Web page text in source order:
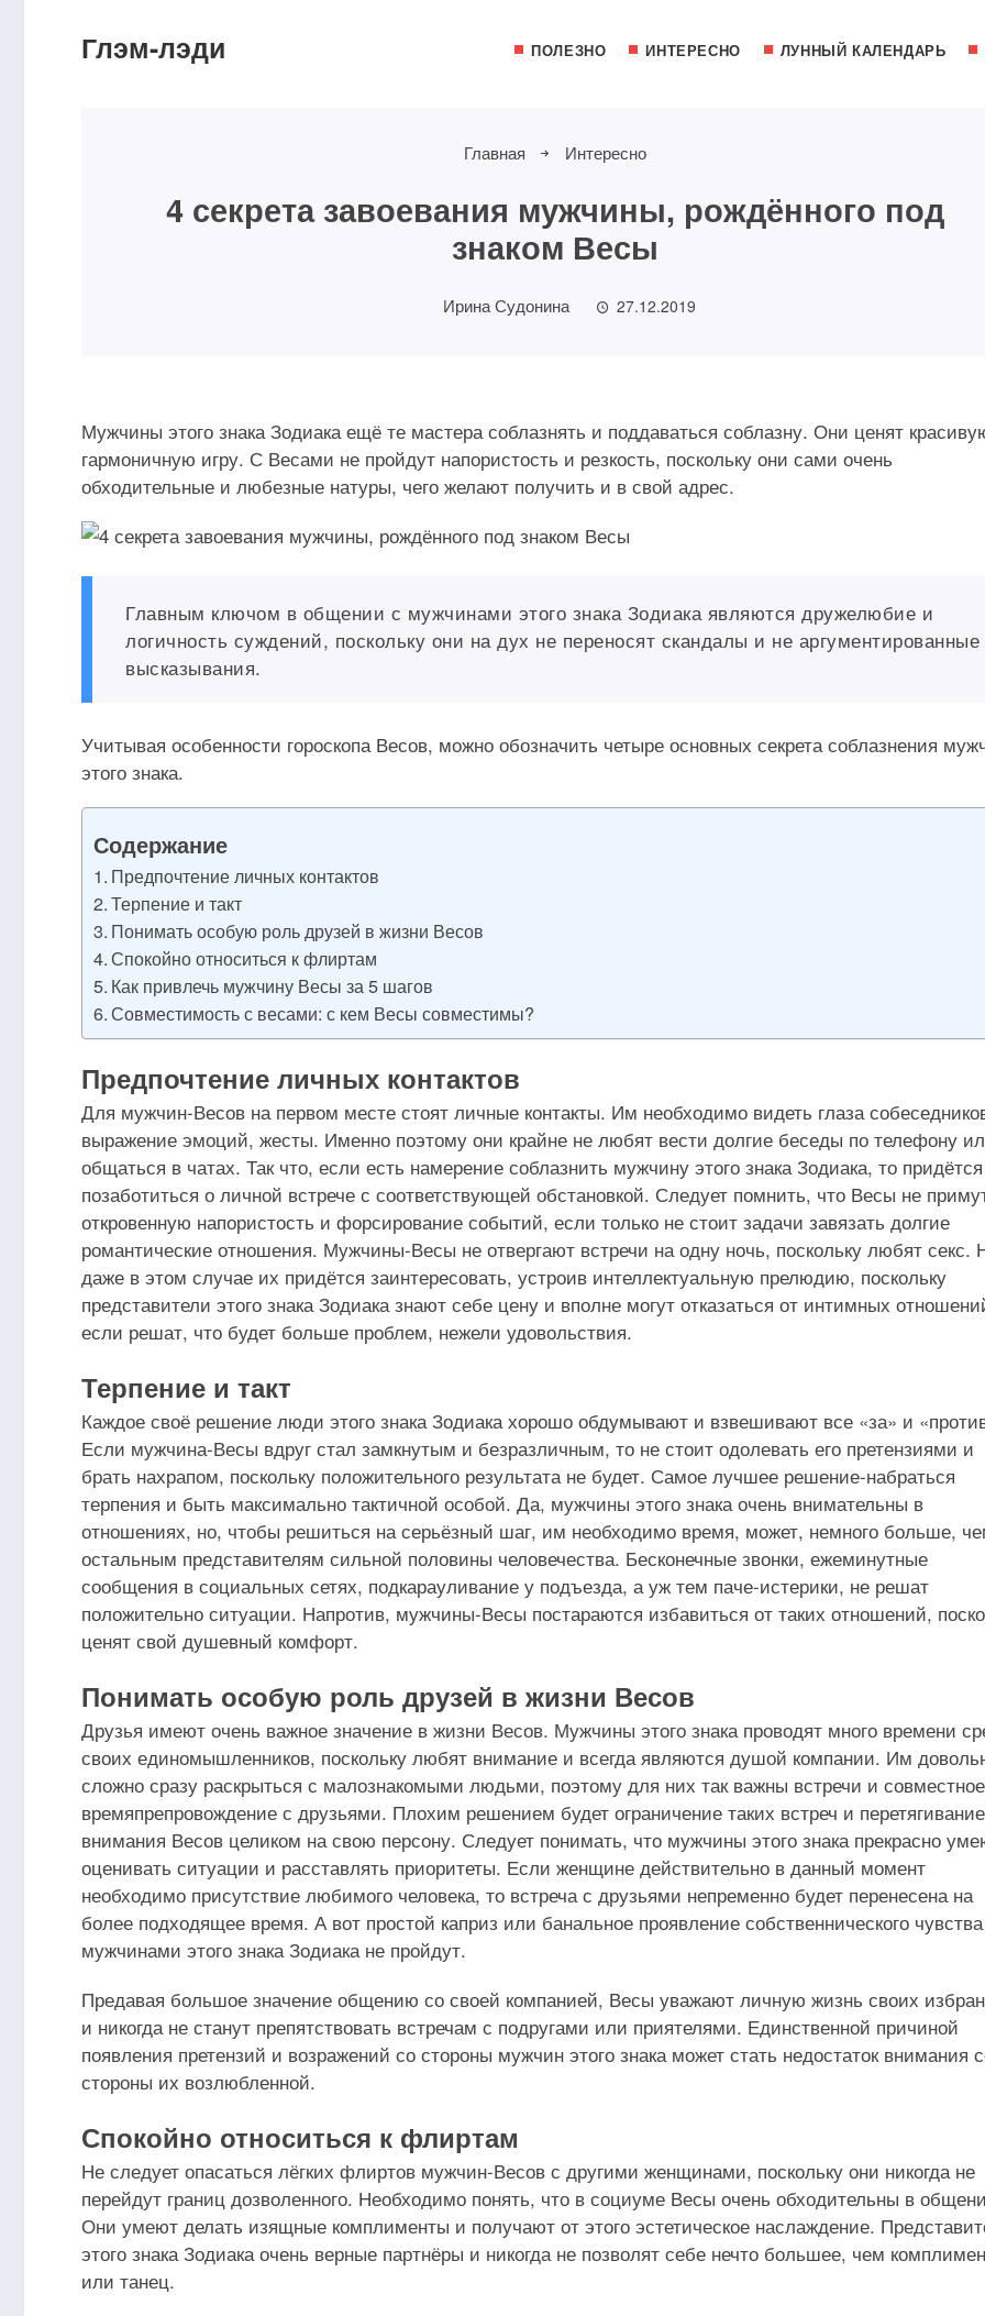
Глэм-лэди ПОЛЕЗНО ИНТЕРЕСНО ЛУННЫЙ КАЛЕНДАРЬ
Главная Интересно
4 секрета завоевания мужчины, рождённого под
знаком Весы
Ирина Судонина 27.12.2019
Мужчины этого знака Зодиака ещё те мастера соблазнять и поддаваться соблазну. Они ценят
гармоничную игру. С Весами не пройдут напористость и резкость, поскольку они сами очень
обходительные и любезные натуры, чего желают получить и в свой адрес.
Главным ключом в общении с мужчинами этого знака Зодиака являются дружелюбие и
логичность суждений, поскольку они на дух не переносят скандалы и не аргументированные
высказывания.
Учитывая особенности гороскопа Весов, можно обозначить четыре основных секрета соблазнения
этого знака.
Содержание
Предпочтение личных контактов
Терпение и такт
Понимать особую роль друзей в жизни Весов
Спокойно относиться к флиртам
Как привлечь мужчину Весы за 5 шагов
Совместимость с весами: с кем Весы совместимы?
Предпочтение личных контактов
Для мужчин-Весов на первом месте стоят личные контакты. Им необходимо видеть глаза
выражение эмоций, жесты. Именно поэтому они крайне не любят вести долгие беседы по телефону
общаться в чатах. Так что, если есть намерение соблазнить мужчину этого знака Зодиака, то придётся
позаботиться о личной встрече с соответствующей обстановкой. Следует помнить, что Весы не
откровенную напористость и форсирование событий, если только не стоит задачи завязать долгие
романтические отношения. Мужчины-Весы не отвергают встречи на одну ночь, поскольку любят секс.
даже в этом случае их придётся заинтересовать, устроив интеллектуальную прелюдию, поскольку
представители этого знака Зодиака знают себе цену и вполне могут отказаться от интимных
если решат, что будет больше проблем, нежели удовольствия.
Терпение и такт
Каждое своё решение люди этого знака Зодиака хорошо обдумывают и взвешивают все «за» и
Если мужчина-Весы вдруг стал замкнутым и безразличным, то не стоит одолевать его претензиями и
брать нахрапом, поскольку положительного результата не будет. Самое лучшее решение-набраться
терпения и быть максимально тактичной особой. Да, мужчины этого знака очень внимательны в
отношениях, но, чтобы решиться на серьёзный шаг, им необходимо время, может, немного больше,
остальным представителям сильной половины человечества. Бесконечные звонки, ежеминутные
сообщения в социальных сетях, подкарауливание у подъезда, а уж тем паче-истерики, не решат
положительно ситуации. Напротив, мужчины-Весы постараются избавиться от таких отношений,
ценят свой душевный комфорт.
Понимать особую роль друзей в жизни Весов
Друзья имеют очень важное значение в жизни Весов. Мужчины этого знака проводят много времени
своих единомышленников, поскольку любят внимание и всегда являются душой компании. Им
сложно сразу раскрыться с малознакомыми людьми, поэтому для них так важны встречи и совместное
времяпрепровождение с друзьями. Плохим решением будет ограничение таких встреч и перетягивание
внимания Весов целиком на свою персону. Следует понимать, что мужчины этого знака прекрасно
оценивать ситуации и расставлять приоритеты. Если женщине действительно в данный момент
необходимо присутствие любимого человека, то встреча с друзьями непременно будет перенесена на
более подходящее время. А вот простой каприз или банальное проявление собственнического
мужчинами этого знака Зодиака не пройдут.
Предавая большое значение общению со своей компанией, Весы уважают личную жизнь своих
и никогда не станут препятствовать встречам с подругами или приятелями. Единственной причиной
появления претензий и возражений со стороны мужчин этого знака может стать недостаток внимания
стороны их возлюбленной.
Спокойно относиться к флиртам
Не следует опасаться лёгких флиртов мужчин-Весов с другими женщинами, поскольку они никогда не
перейдут границ дозволенного. Необходимо понять, что в социуме Весы очень обходительны в
Они умеют делать изящные комплименты и получают от этого эстетическое наслаждение.
этого знака Зодиака очень верные партнёры и никогда не позволят себе нечто большее, чем
или танец.